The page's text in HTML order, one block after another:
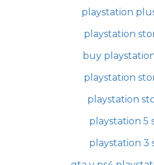
playstation
playstation
buy
playstation
playstation
playstation 5
playstation 3